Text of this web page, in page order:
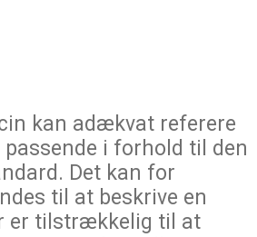
kan adækvat referere
i forhold til den
Det kan for
til at beskrive en
er tilstrækkelig til at